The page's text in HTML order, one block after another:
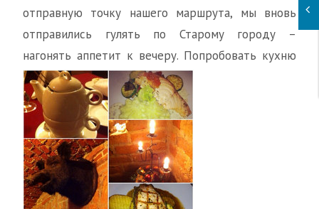
отправную точку нашего маршрута, мы вновь
отправились гулять по Старому городу –
нагонять аппетит к вечеру. Попробовать кухню